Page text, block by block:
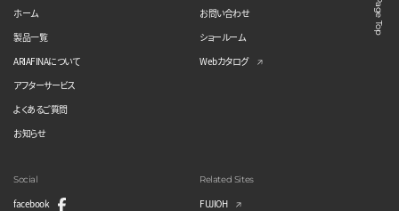
Page Top
ホーム
製品一覧
ARIAFINAについて
アフターサービス
よくあるご質問
お知らせ
お問い合わせ
ショールーム
Webカタログ
Social
facebook
Related Sites
FUJIOH